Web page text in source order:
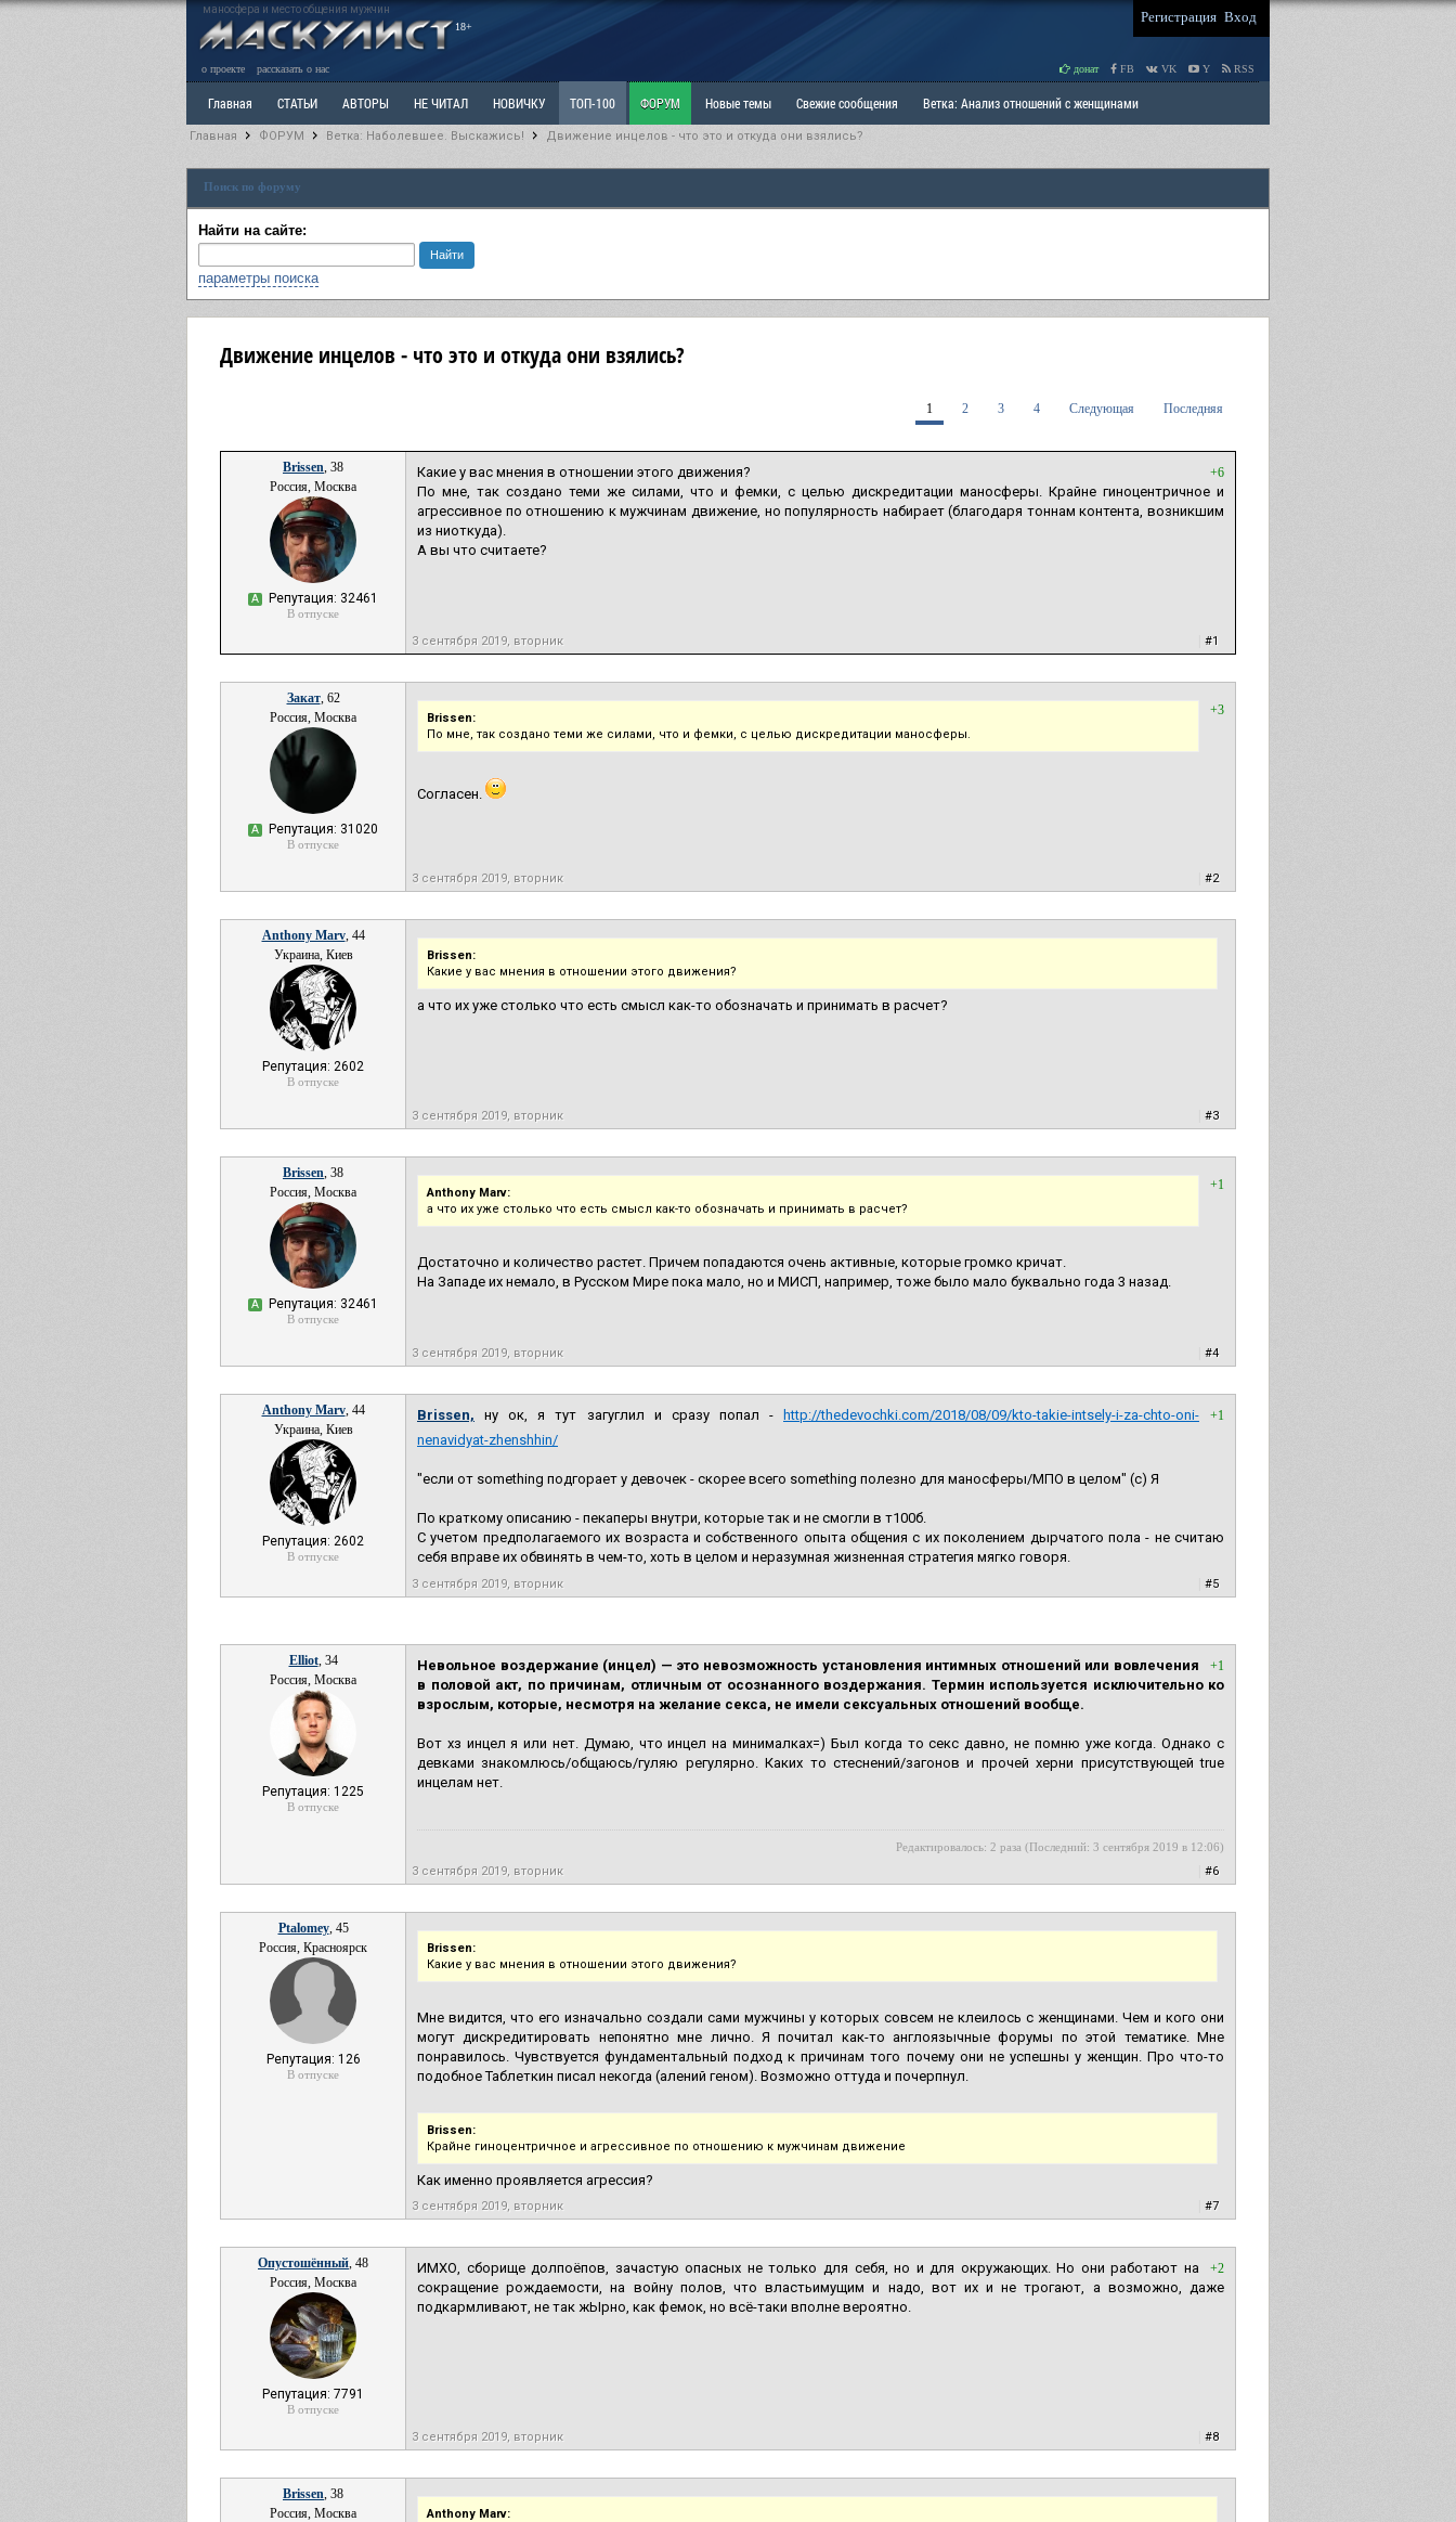
маносфера и место общения мужчин
18+
Регистрация Вход
о проекте рассказать о нас донат FB VK Y RSS
Главная СТАТЬИ АВТОРЫ НЕ ЧИТАЛ НОВИЧКУ ТОП-100 ФОРУМ Новые темы Свежие сообщения Ветка: Анализ отношений с женщинами
Ветка: Наболевшее. Выскажись! РАЗДЕЛ: Мы и Женщины
РАЗДЕЛ: Разное
Главная ФОРУМ Ветка: Наболевшее. Выскажись! Движение инцелов - что это и откуда они взялись?
Поиск по форуму
Найти на сайте:
параметры поиска
Движение инцелов - что это и откуда они взялись?
1 2 3 4 Следующая Последняя
Brissen, 38
Россия, Москва
А Репутация: 32461
В отпуске
+6
Какие у вас мнения в отношении этого движения?
По мне, так создано теми же силами, что и фемки, с целью дискредитации маносферы. Крайне гиноцентричное и
агрессивное по отношению к мужчинам движение, но популярность набирает (благодаря тоннам контента, возникшим
из ниоткуда).
А вы что считаете?
3 сентября 2019, вторник #1
Закат, 62
Россия, Москва
А Репутация: 31020
В отпуске
+3
Brissen:
По мне, так создано теми же силами, что и фемки, с целью дискредитации маносферы.
Согласен.
3 сентября 2019, вторник #2
Anthony Marv, 44
Украина, Киев
Репутация: 2602
В отпуске
Brissen:
Какие у вас мнения в отношении этого движения?
а что их уже столько что есть смысл как-то обозначать и принимать в расчет?
3 сентября 2019, вторник #3
Brissen, 38
Россия, Москва
А Репутация: 32461
В отпуске
+1
Anthony Marv:
а что их уже столько что есть смысл как-то обозначать и принимать в расчет?
Достаточно и количество растет. Причем попадаются очень активные, которые громко кричат.
На Западе их немало, в Русском Мире пока мало, но и МИСП, например, тоже было мало буквально года 3 назад.
3 сентября 2019, вторник #4
Anthony Marv, 44
Украина, Киев
Репутация: 2602
В отпуске
+1
Brissen, ну ок, я тут загуглил и сразу попал -
http://thedevochki.com/2018/08/09/kto-takie-intsely-i-za-chto-oni-
nenavidyat-zhenshhin/
"если от something подгорает у девочек - скорее всего something полезно для маносферы/МПО в целом" (с) Я
По краткому описанию - пекаперы внутри, которые так и не смогли в т100б.
С учетом предполагаемого их возраста и собственного опыта общения с их поколением дырчатого пола - не считаю
себя вправе их обвинять в чем-то, хоть в целом и неразумная жизненная стратегия мягко говоря.
3 сентября 2019, вторник #5
Elliot, 34
Россия, Москва
Репутация: 1225
В отпуске
+1
Невольное воздержание (инцел) — это невозможность установления интимных отношений или вовлечения
в половой акт, по причинам, отличным от осознанного воздержания. Термин используется исключительно ко
взрослым, которые, несмотря на желание секса, не имели сексуальных отношений вообще.
Вот хз инцел я или нет. Думаю, что инцел на минималках=) Был когда то секс давно, не помню уже когда. Однако с
девками знакомлюсь/общаюсь/гуляю регулярно. Каких то стеснений/загонов и прочей херни присутствующей true
инцелам нет.
Редактировалось: 2 раза (Последний: 3 сентября 2019 в 12:06)
3 сентября 2019, вторник #6
Ptalomey, 45
Россия, Красноярск
Репутация: 126
В отпуске
Brissen:
Какие у вас мнения в отношении этого движения?
Мне видится, что его изначально создали сами мужчины у которых совсем не клеилось с женщинами. Чем и кого они
могут дискредитировать непонятно мне лично. Я почитал как-то англоязычные форумы по этой тематике. Мне
понравилось. Чувствуется фундаментальный подход к причинам того почему они не успешны у женщин. Про что-то
подобное Таблеткин писал некогда (алений геном). Возможно оттуда и почерпнул.
Brissen:
Крайне гиноцентричное и агрессивное по отношению к мужчинам движение
Как именно проявляется агрессия?
3 сентября 2019, вторник #7
Опустошённый, 48
Россия, Москва
Репутация: 7791
В отпуске
+2
ИМХО, сборище долпоёпов, зачастую опасных не только для себя, но и для окружающих. Но они работают на
сокращение рождаемости, на войну полов, что властьимущим и надо, вот их и не трогают, а возможно, даже
подкармливают, не так жЫрно, как фемок, но всё-таки вполне вероятно.
3 сентября 2019, вторник #8
Brissen, 38
Россия, Москва
Anthony Marv: